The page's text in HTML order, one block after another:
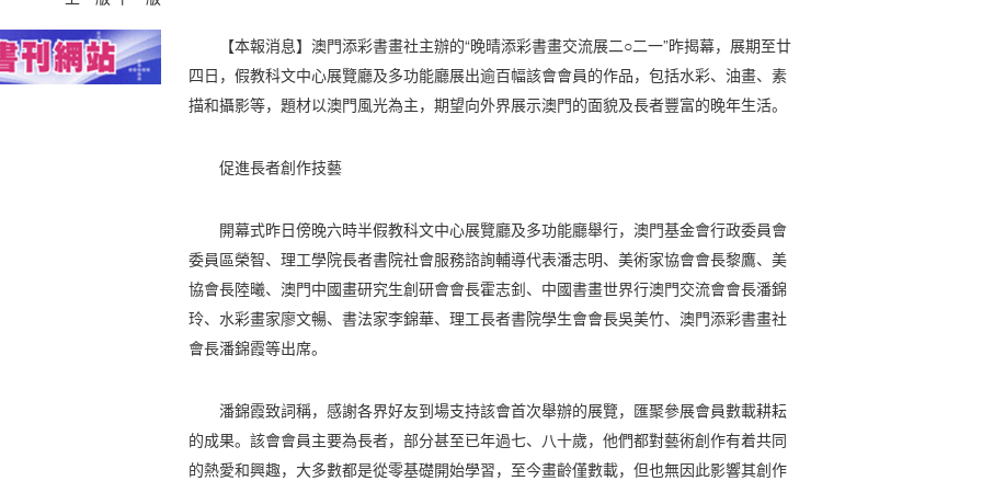
【本報消息】澳門添彩書畫社主辦的“晚晴添彩書畫交流展二○二一”昨揭幕，展期至廿
四日，假教科文中心展覽廳及多功能廳展出逾百幅該會會員的作品，包括水彩、油畫、素
描和攝影等，題材以澳門風光為主，期望向外界展示澳門的面貌及長者豐富的晚年生活。
促進長者創作技藝
開幕式昨日傍晚六時半假教科文中心展覽廳及多功能廳舉行，澳門基金會行政委員會
委員區榮智、理工學院長者書院社會服務諮詢輔導代表潘志明、美術家協會會長黎鷹、美
協會長陸曦、澳門中國畫研究生創研會會長霍志釗、中國書畫世界行澳門交流會會長潘錦
玲、水彩畫家廖文暢、書法家李錦華、理工長者書院學生會會長吳美竹、澳門添彩書畫社
會長潘錦霞等出席。
潘錦霞致詞稱，感謝各界好友到場支持該會首次舉辦的展覽，匯聚參展會員數載耕耘
的成果。該會會員主要為長者，部分甚至已年過七、八十歲，他們都對藝術創作有着共同
的熱愛和興趣，大多數都是從零基礎開始學習，至今畫齡僅數載，但也無因此影響其創作